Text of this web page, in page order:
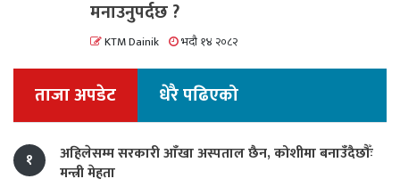
मनाउनुपर्दछ ?
KTM Dainik भदौ १४ २०८२
ताजा अपडेट धेरै पढिएको
१
अहिलेसम्म सरकारी आँखा अस्पताल छैन, कोशीमा बनाउँदैछौँः
मन्त्री मेहता